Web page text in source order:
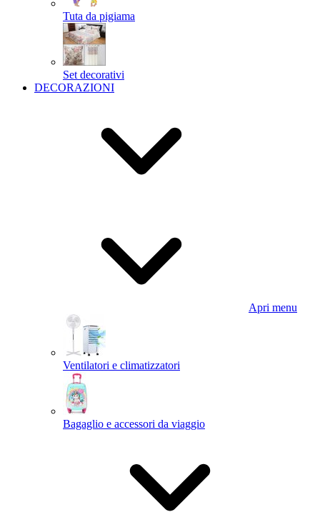
Tuta da pigiama
Set decorativi
DECORAZIONI
Apri menu
Ventilatori e climatizzatori
Bagaglio e accessori da viaggio